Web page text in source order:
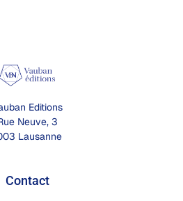
Editions
Neuve, 3
Lausanne
Contact